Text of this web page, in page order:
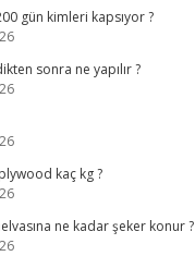
gün kimleri kapsıyor ?
sonra ne yapılır ?
kaç kg ?
ne kadar şeker konur ?